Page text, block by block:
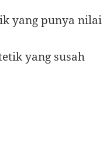
yang punya nilai
yang susah